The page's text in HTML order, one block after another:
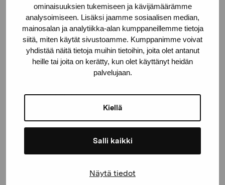
ominaisuuksien tukemiseen ja kävijämäärämme
analysoimiseen. Lisäksi jaamme sosiaalisen median,
mainosalan ja analytiikka-alan kumppaneillemme tietoja
siitä, miten käytät sivustoamme. Kumppanimme voivat
yhdistää näitä tietoja muihin tietoihin, joita olet antanut
heille tai joita on kerätty, kun olet käyttänyt heidän
palvelujaan.
Kiellä
Salli kaikki
Näytä tiedot
Stiftelsen Pro Artibus
Gustav Wasas gata 11
+358 (0)50 371 6339